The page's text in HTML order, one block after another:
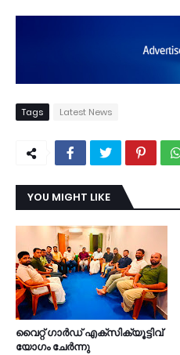
Tags Latest News
YOU MIGHT LIKE
വൈറ്റ് ഗാർഡ് എക്സിക്യൂട്ടിവ്
യോഗം ചേർന്നു